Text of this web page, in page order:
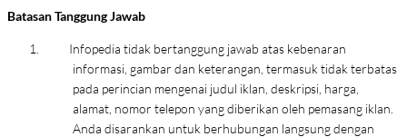
Batasan Tanggung Jawab
1.
Infopedia tidak bertanggung jawab atas kebenaran
informasi, gambar dan keterangan, termasuk tidak terbatas
pada perincian mengenai judul iklan, deskripsi, harga,
alamat, nomor telepon yang diberikan oleh pemasang iklan.
Anda disarankan untuk berhubungan langsung dengan